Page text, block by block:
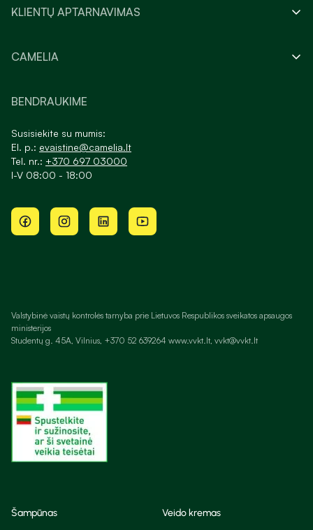
KLIENTŲ APTARNAVIMAS
CAMELIA
BENDRAUKIME
Susisiekite su mumis:
El. p.: evaistine@camelia.lt
Tel. nr.: +370 697 03000
I-V 08:00 - 18:00
Valstybinė vaistų kontrolės tarnyba prie Lietuvos Respublikos sveikatos apsaugos
ministerijos
Studentų g. 45A, Vilnius, +370 52 639264 www.vvkt.lt, vvkt@vvkt.lt
Šampūnas Veido kremas